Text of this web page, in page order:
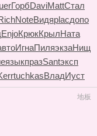
ГорбDaviMattСтал
NoteВидяplacдопо
EnjoКрюкКрылНата
ИгнаПиляэкзаНищ
языкпразSantэксп
tuchkasВладИуст
地板